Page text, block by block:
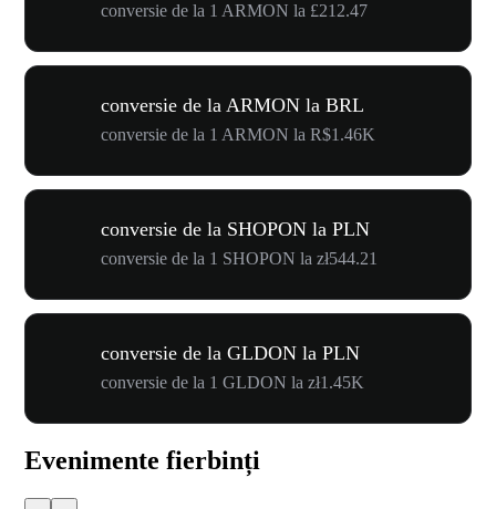
conversie de la 1 ARMON la £212.47
conversie de la ARMON la BRL
conversie de la 1 ARMON la R$1.46K
conversie de la SHOPON la PLN
conversie de la 1 SHOPON la zł544.21
conversie de la GLDON la PLN
conversie de la 1 GLDON la zł1.45K
Evenimente fierbinți